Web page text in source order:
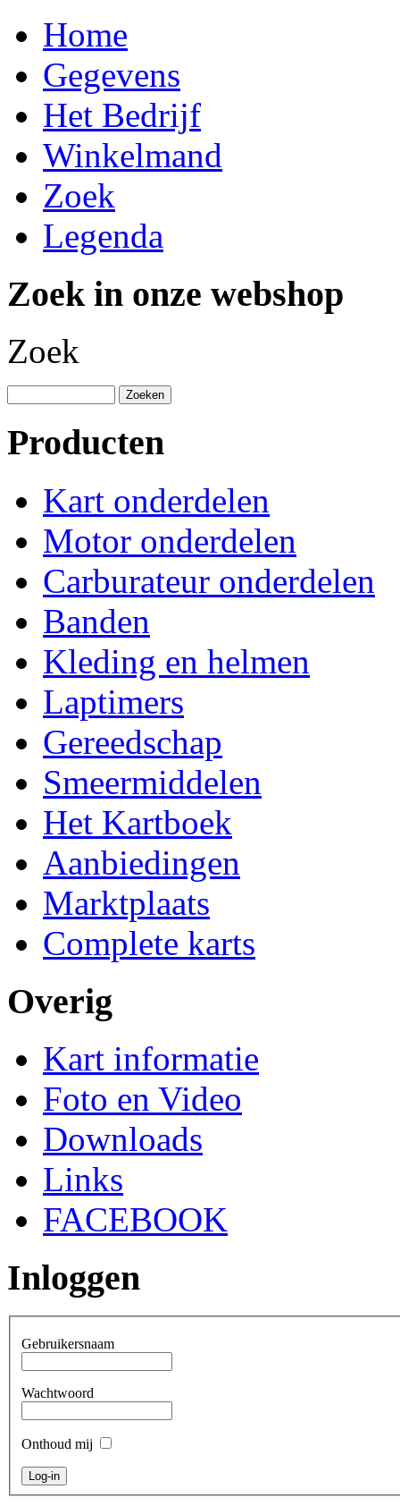
Home
Gegevens
Het Bedrijf
Winkelmand
Zoek
Legenda
Zoek in onze webshop
Zoek
Producten
Kart onderdelen
Motor onderdelen
Carburateur onderdelen
Banden
Kleding en helmen
Laptimers
Gereedschap
Smeermiddelen
Het Kartboek
Aanbiedingen
Marktplaats
Complete karts
Overig
Kart informatie
Foto en Video
Downloads
Links
FACEBOOK
Inloggen
Gebruikersnaam
Wachtwoord
Onthoud mij